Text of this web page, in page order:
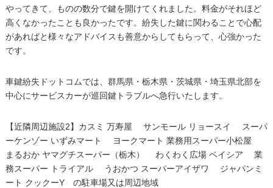
やってきて、ものの数分で鍵を開けてくれました。料金がそれほど
高くなかったことも良かったです。紛失した鍵に関わることで心配
があればと様々なアドバイスも善意からしてもらって、心強かった
です。
車鍵紛失ドットコムでは、群馬県・栃木県・茨城県・埼玉県北部を
中心にサービスカーが巡回鍵トラブルへ急行いたします。
【近隣周辺施設2】カスミ 万寿屋 サンモール リョースイ スーパ
ーケンゾー いずみマート ヨークマート 業務用スーパー小松屋
まるおか ヤマグチスーパー（栃木） わくわく広場 ベイシア 業
務スーパー トライアル うおかつ スーパーアイザワ ジャパンミ
ート クックーY の駐車場又は周辺地域